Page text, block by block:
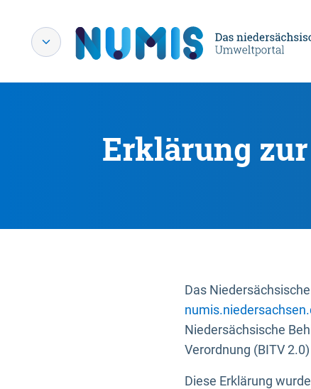
Erklärung
Das
Niedersächsische
Verordnung (BITV
Diese Erklärung